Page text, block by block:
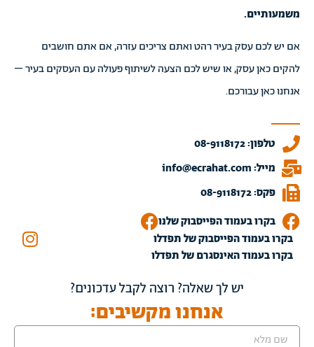
משמעותיים.
אם יש לכם עסק בעיר רהט ואתם צריכים עזרה, אם אתם חושבים
להקים כאן עסק, או שיש לכם הצעה לשיתוף פעולה עם העסקים בעיר –
אנחנו כאן עבורכם.
טלפון: 08-9118172
מייל: info@ecrahat.com
פקס: 08-9118172
בקרו בעמוד הפייסבוק שלנו
בקרו בעמוד הפייסבוק של תפדלו
בקרו בעמוד האינסגרם של תפדלו
יש לך שאלה? רוצה לקבל עדכונים?
אנחנו מקשיבים: